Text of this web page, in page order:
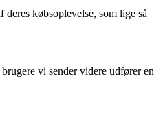
købsoplevelse, som lige så
vi sender videre udfører en